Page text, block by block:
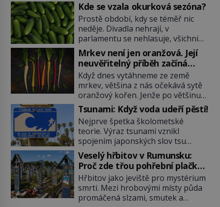
Kde se vzala okurková sezóna?
Prostě období, kdy se téměř nic
neděje. Divadla nehrají, v
parlamentu se nehlasuje, všichni
jsou na dovolené a média tak
nemají o čem mluvit a psát. A
vymýšlejí si proto témata, které
nikoho nezajímají. Proč je však ona
letní doba spojovaná zrovna s
okurkami? Okurkovou sezónu
známe už od poloviny 19. století,
ovšem jako Češi […]
Mrkev není jen oranžová. Její
neuvěřitelný příběh začíná
fialovou barvou
Když dnes vytáhneme ze země
mrkev, většina z nás očekává sytě
oranžový kořen. Jenže po většinu
své historie je mrkev všechno
možné, jen ne oranžová. Je fialová,
žlutá, bílá, někdy dokonce téměř
černá. Až díky stovkám let
pečlivého šlechtění se z ní stává
zelenina, bez které si českou
zahradu ani nedokážeme
představit. Její příběh je […]
Tsunami: Když voda udeří pěstí!
Nejprve špetka školometské
teorie. Výraz tsunami vznikl
spojením japonských slov tsu
(přístav) a nami (vlna). Jedná se o
dlouhou vlnu, která je na volném
moři takřka nepostřehnutelná.
Ačkoli je vlnová délka tsunami i 300
kilometrů, výška vlny na volném
moři je maximálně 1,5 metru.
Veselý hřbitov v Rumunsku:
Proč zde třou pohřební plačky
bídu s nouzí?
Hřbitov jako jeviště pro mystérium
smrti. Mezi hrobovými místy půda
promáčená slzami, smutek a